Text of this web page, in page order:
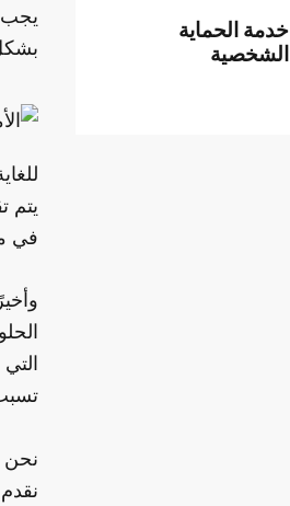
يجب
يتم
في
نحن
خدمة الحماية
الشخصية